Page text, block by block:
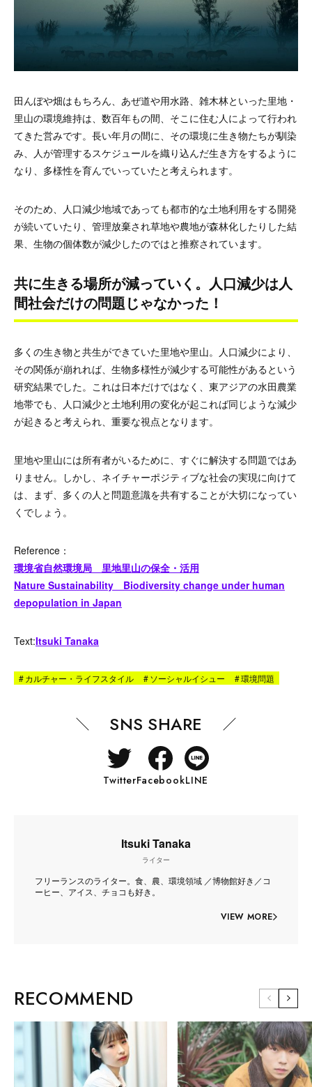
田んぼや畑はもちろん、あぜ道や用水路、雑木林といった里地・
里山の環境維持は、数百年もの間、そこに住む人によって行われ
てきた営みです。長い年月の間に、その環境に生き物たちが馴染
み、人が管理するスケジュールを織り込んだ生き方をするように
なり、多様性を育んでいっていたと考えられます。
そのため、人口減少地域であっても都市的な土地利用をする開発
が続いていたり、管理放棄され草地や農地が森林化したりした結
果、生物の個体数が減少したのではと推察されています。
共に生きる場所が減っていく。人口減少は人
間社会だけの問題じゃなかった！
多くの生き物と共生ができていた里地や里山。人口減少により、
その関係が崩れれば、生物多様性が減少する可能性があるという
研究結果でした。これは日本だけではなく、東アジアの水田農業
地帯でも、人口減少と土地利用の変化が起これば同じような減少
が起きると考えられ、重要な視点となります。
里地や里山には所有者がいるために、すぐに解決する問題ではあ
りません。しかし、ネイチャーポジティブな社会の実現に向けて
は、まず、多くの人と問題意識を共有することが大切になってい
くでしょう。
Reference：
環境省自然環境局 里地里山の保全・活用
Nature Sustainability Biodiversity change under human
depopulation in Japan
Text:Itsuki Tanaka
#カルチャー・ライフスタイル #ソーシャルイシュー #環境問題
SNS SHARE
TwitterFacebookLINE
Itsuki Tanaka
ライター
フリーランスのライター。食、農、環境領域 ／博物館好き／コ
ーヒー、アイス、チョコも好き。
VIEW MORE
RECOMMEND